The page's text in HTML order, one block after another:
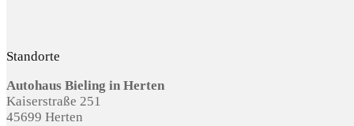
Standorte
Autohaus Bieling in Herten
Kaiserstraße 251
45699 Herten